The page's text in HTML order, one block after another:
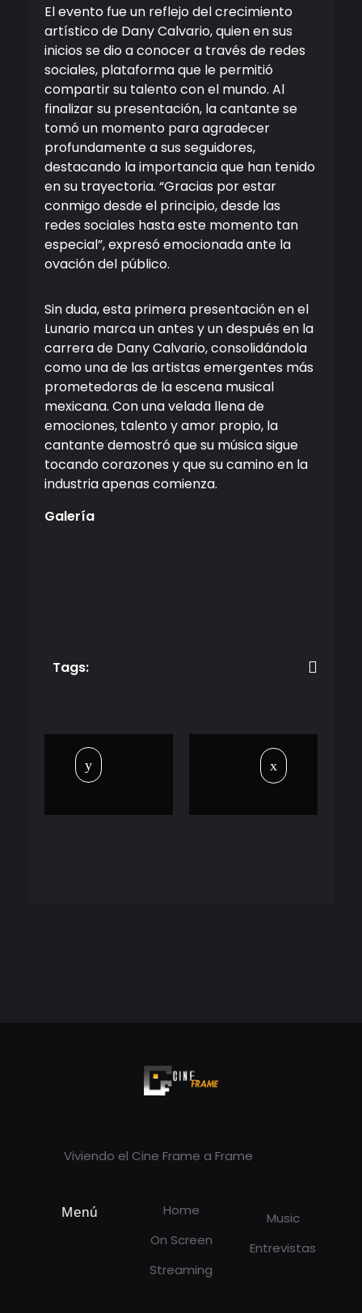
El evento fue un reflejo del crecimiento
artístico de Dany Calvario, quien en sus
inicios se dio a conocer a través de redes
sociales, plataforma que le permitió
compartir su talento con el mundo. Al
finalizar su presentación, la cantante se
tomó un momento para agradecer
profundamente a sus seguidores,
destacando la importancia que han tenido
en su trayectoria. “Gracias por estar
conmigo desde el principio, desde las
redes sociales hasta este momento tan
especial”, expresó emocionada ante la
ovación del público.
Sin duda, esta primera presentación en el
Lunario marca un antes y un después en la
carrera de Dany Calvario, consolidándola
como una de las artistas emergentes más
prometedoras de la escena musical
mexicana. Con una velada llena de
emociones, talento y amor propio, la
cantante demostró que su música sigue
tocando corazones y que su camino en la
industria apenas comienza.
Galería
Tags:
Viviendo el Cine Frame a Frame
Menú
Home
On Screen
Streaming
Music
Entrevistas